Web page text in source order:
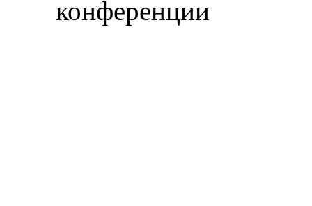
конференции